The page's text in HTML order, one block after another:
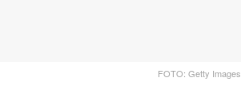
FOTO: Getty Images